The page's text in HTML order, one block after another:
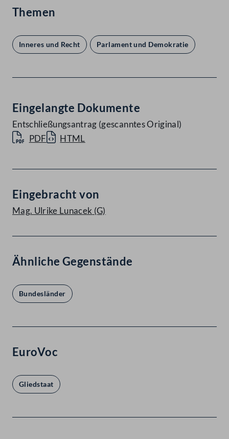
Themen
Inneres und Recht Parlament und Demokratie
Eingelangte Dokumente
Entschließungsantrag (gescanntes Original)
PDF
HTML
Eingebracht von
Mag. Ulrike Lunacek (G)
Ähnliche Gegenstände
Bundesländer
EuroVoc
Gliedstaat